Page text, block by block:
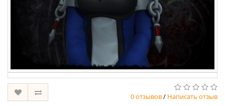
0 отзывов/ Написать отзыв